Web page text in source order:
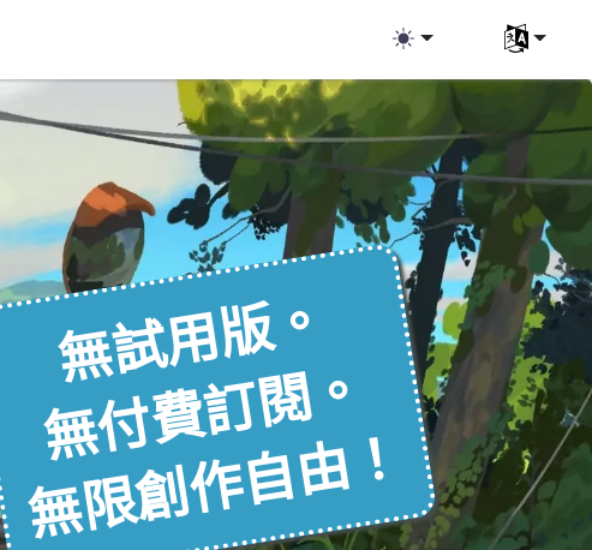
Select
無試用版。
無付費訂閱。
無限創作自由！